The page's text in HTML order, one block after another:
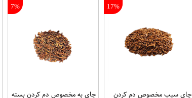
17%
چای سیب مخصوص دم کردن
7%
چای به مخصوص دم کردن بسته